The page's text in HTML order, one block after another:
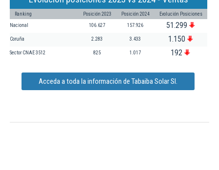
Ranking Posición 2023 Posición 2024 Evolución Posiciones
Nacional 106.627 157.926 51.299
Coruña 2.283 3.433 1.150
Sector CNAE 3512 825 1.017 192
Acceda a toda la información de Tabaiba Solar Sl.